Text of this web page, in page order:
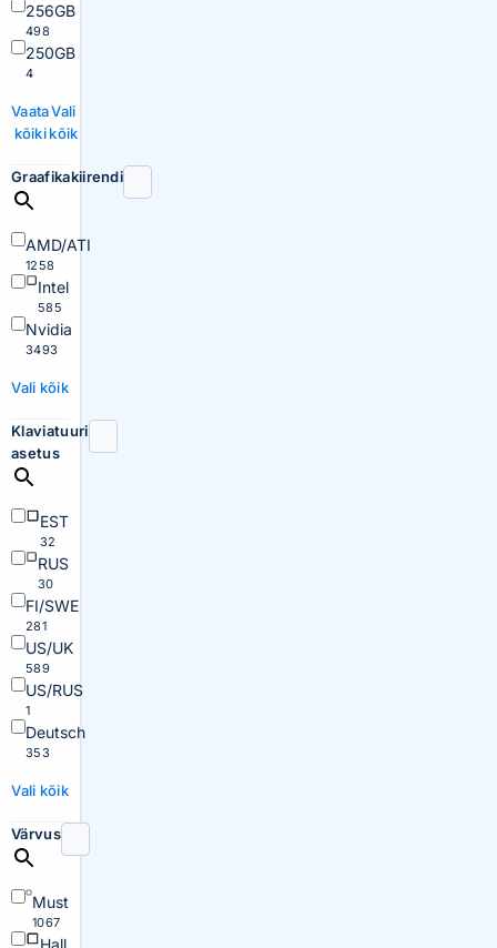
256GB
498
250GB
4
Vaata
kõiki
Vali
kõik
Graafikakiirendi
AMD/ATI
1258
Intel
585
Nvidia
3493
Vali kõik
Klaviatuuri
asetus
EST
32
RUS
30
FI/SWE
281
US/UK
589
US/RUS
1
Deutsch
353
Vali kõik
Värvus
Must
1067
Hall